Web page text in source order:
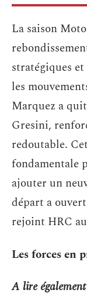
La saison
stratégiques
les
Marquez a
Gresini,
redoutable.
fondamentale
ajouter un
départ a
rejoint HRC
Les forces en
A lire